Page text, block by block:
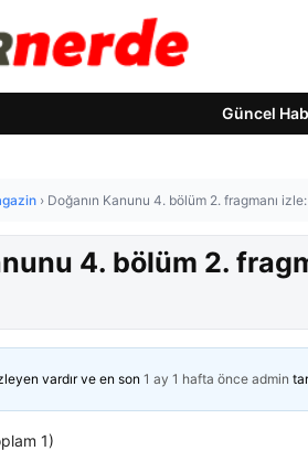
Güncel
› Doğanın Kanunu 4. bölüm 2. fragmanı
4. bölüm 2.
vardır ve en son 1 ay 1 hafta önce admin
1)